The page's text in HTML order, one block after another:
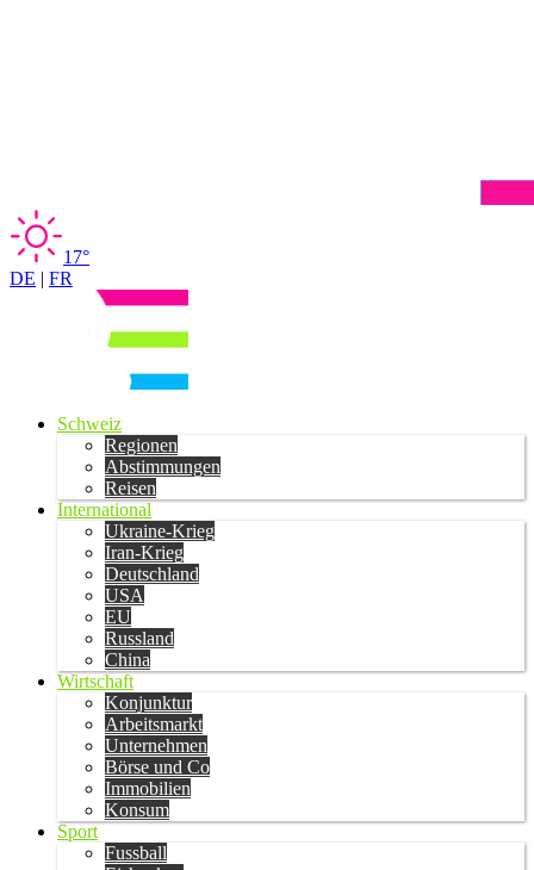
17°
DE | FR
Schweiz
Regionen
Abstimmungen
Reisen
International
Ukraine-Krieg
Iran-Krieg
Deutschland
USA
EU
Russland
China
Wirtschaft
Konjunktur
Arbeitsmarkt
Unternehmen
Börse und Co
Immobilien
Konsum
Sport
Fussball